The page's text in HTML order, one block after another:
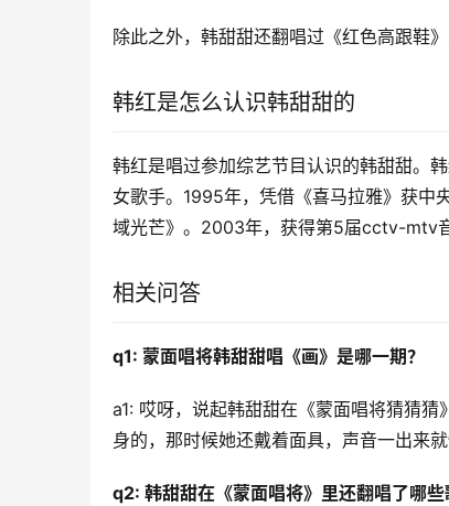
除此之外，韩甜甜还翻唱过《红色高跟鞋
韩红是怎么认识韩甜甜的
韩红是唱过参加综艺节目认识的韩甜甜。
女歌手。1995年，凭借《喜马拉雅》获中
域光芒》。2003年，获得第5届cctv-mtv
相关问答
q1: 蒙面唱将韩甜甜唱《画》是哪一期？
a1: 哎呀，说起韩甜甜在《蒙面唱将猜猜
身的，那时候她还戴着面具，声音一出来
q2: 韩甜甜在《蒙面唱将》里还翻唱了哪些